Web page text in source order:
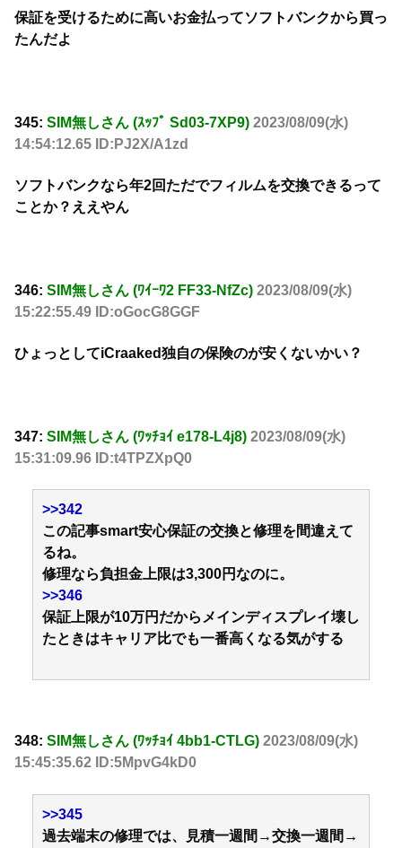
保証を受けるために高いお金払ってソフトバンクから買っ
たんだよ
345: SIM無しさん (ｽｯﾌﾟ Sd03-7XP9) 2023/08/09(水)
14:54:12.65 ID:PJ2X/A1zd
ソフトバンクなら年2回ただでフィルムを交換できるって
ことか？ええやん
346: SIM無しさん (ﾜｲｰﾜ2 FF33-NfZc) 2023/08/09(水)
15:22:55.49 ID:oGocG8GGF
ひょっとしてiCraaked独自の保険のが安くないかい？
347: SIM無しさん (ﾜｯﾁｮｲ e178-L4j8) 2023/08/09(水)
15:31:09.96 ID:t4TPZXpQ0
>>342
この記事smart安心保証の交換と修理を間違えて
るね。
修理なら負担金上限は3,300円なのに。
>>346
保証上限が10万円だからメインディスプレイ壊し
たときはキャリア比でも一番高くなる気がする
348: SIM無しさん (ﾜｯﾁｮｲ 4bb1-CTLG) 2023/08/09(水)
15:45:35.62 ID:5MpvG4kD0
>>345
過去端末の修理では、見積一週間→交換一週間→